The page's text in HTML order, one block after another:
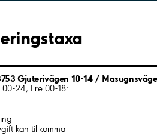
Gjuterivägen 10-14 /
00-24, Fre 00-18:
kan tillkomma